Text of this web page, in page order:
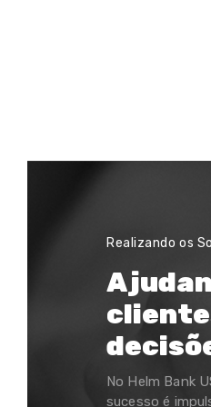
Realizando os
No Helm Bank
sucesso é